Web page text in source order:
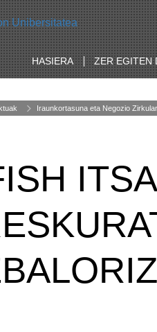
HASIERA ZER EGITEN
Iraunkortasuna eta Negozio